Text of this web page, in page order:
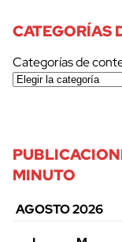
CATEGORÍAS
Categorías de
MINUTO
AGOSTO 2026